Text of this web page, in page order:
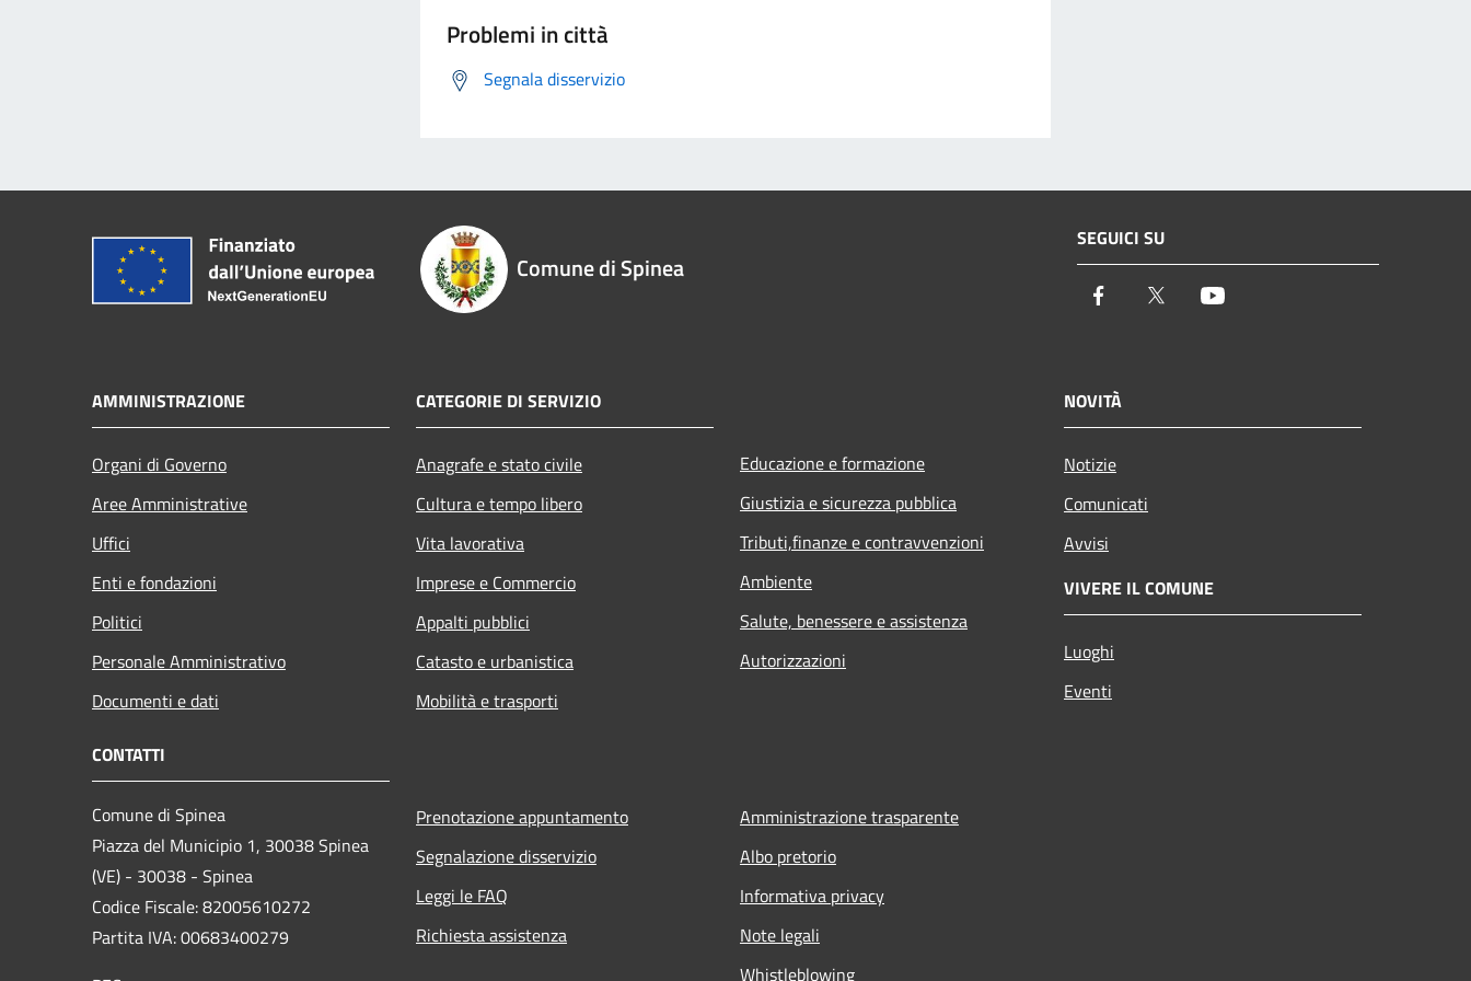
Problemi in città
Segnala disservizio
Comune di Spinea
SEGUICI SU
Facebook Twitter
AMMINISTRAZIONE
Organi di Governo
Aree Amministrative
Uffici
Enti e fondazioni
Politici
Personale Amministrativo
Documenti e dati
CATEGORIE DI SERVIZIO
Anagrafe e stato civile
Cultura e tempo libero
Vita lavorativa
Imprese e Commercio
Appalti pubblici
Catasto e urbanistica
Mobilità e trasporti
Educazione e formazione
Giustizia e sicurezza pubblica
Tributi,finanze e contravvenzioni
Ambiente
Salute, benessere e assistenza
Autorizzazioni
NOVITÀ
Notizie
Comunicati
Avvisi
VIVERE IL COMUNE
Luoghi
Eventi
CONTATTI
Comune di Spinea
Piazza del Municipio 1, 30038 Spinea
(VE) - 30038 - Spinea
Codice Fiscale: 82005610272
Partita IVA: 00683400279
Prenotazione appuntamento
Segnalazione disservizio
Leggi le FAQ
Richiesta assistenza
Amministrazione trasparente
Albo pretorio
Informativa privacy
Note legali
Whistleblowing